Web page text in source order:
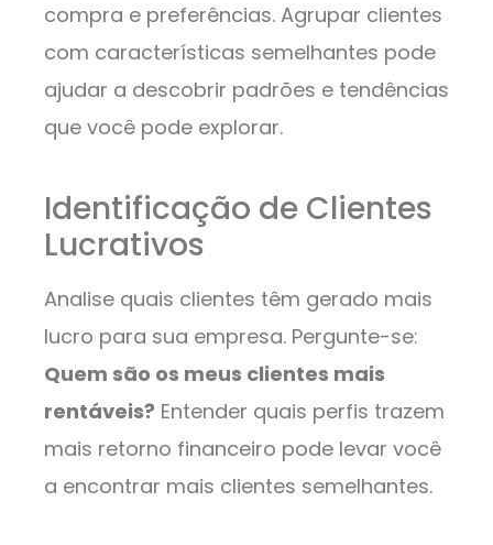
compra e preferências. Agrupar clientes
com características semelhantes pode
ajudar a descobrir padrões e tendências
que você pode explorar.
Identificação de Clientes
Lucrativos
Analise quais clientes têm gerado mais
lucro para sua empresa. Pergunte-se:
Quem são os meus clientes mais
rentáveis? Entender quais perfis trazem
mais retorno financeiro pode levar você
a encontrar mais clientes semelhantes.